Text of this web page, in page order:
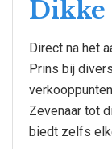
Dikke
Direct na het
Prins bij
Zevenaar tot
biedt zelfs